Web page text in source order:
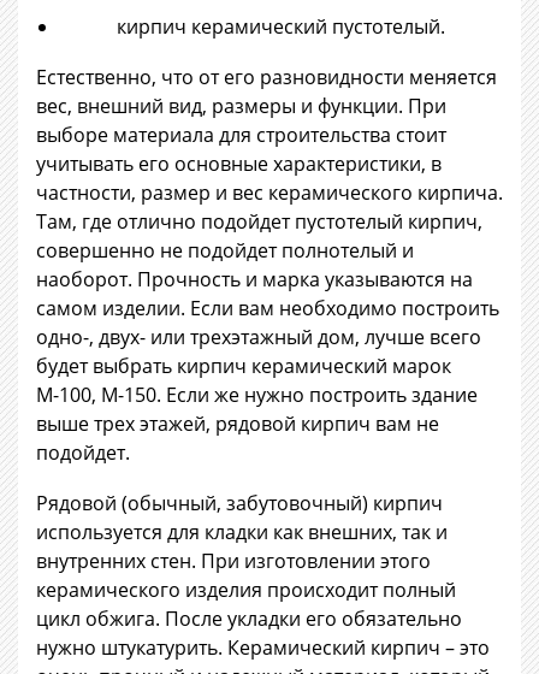
кирпич керамический пустотелый.
Естественно, что от его разновидности меняется
вес, внешний вид, размеры и функции. При
выборе материала для строительства стоит
учитывать его основные характеристики, в
частности, размер и вес керамического кирпича.
Там, где отлично подойдет пустотелый кирпич,
совершенно не подойдет полнотелый и
наоборот. Прочность и марка указываются на
самом изделии. Если вам необходимо построить
одно-, двух- или трехэтажный дом, лучше всего
будет выбрать кирпич керамический марок
М-100, М-150. Если же нужно построить здание
выше трех этажей, рядовой кирпич вам не
подойдет.
Рядовой (обычный, забутовочный) кирпич
используется для кладки как внешних, так и
внутренних стен. При изготовлении этого
керамического изделия происходит полный
цикл обжига. После укладки его обязательно
нужно штукатурить. Керамический кирпич – это